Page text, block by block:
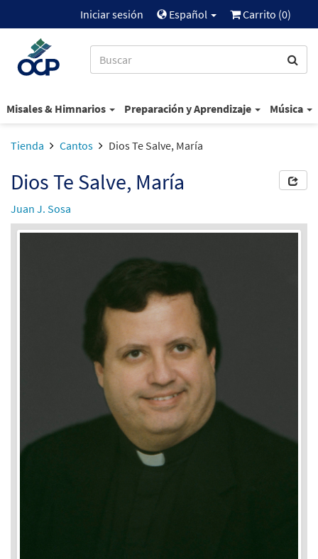
Iniciar sesión Español Carrito (0)
Misales & Himnarios Preparación y Aprendizaje Música
Tienda Cantos Dios Te Salve, María
Dios Te Salve, María
Juan J. Sosa